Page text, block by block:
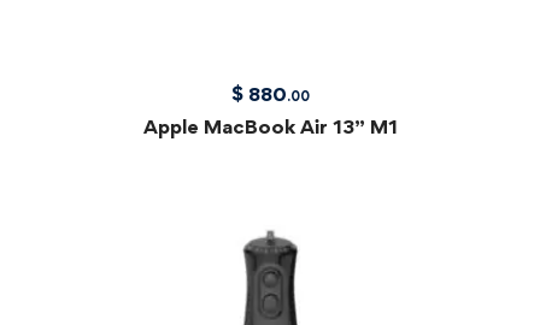
$880.00
Apple MacBook Air 13” M1